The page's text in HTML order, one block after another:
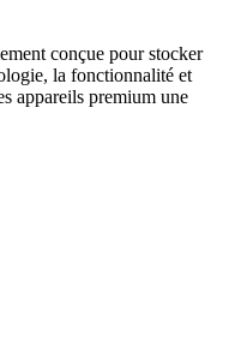
conçue pour stocker
la fonctionnalité et
appareils premium une